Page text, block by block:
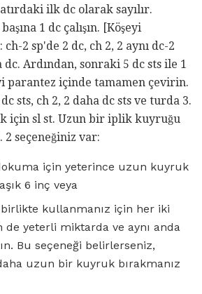
ilk dc olarak sayılır.
1 dc çalışın. [Köşeyi
2 sp'de 2 dc, ch 2, 2 aynı dc-2
Ardından, sonraki 5 dc sts ile 1
parantez içinde tamamen çevirin.
sts, ch 2, 2 daha dc sts ve turda 3.
için sl st. Uzun bir iplik kuyruğu
seçeneğiniz var:
için yeterince uzun kuyruk
6 inç veya
kullanmanız için her iki
de yeterli miktarda ve aynı anda
Bu seçeneği belirlerseniz,
uzun bir kuyruk bırakmanız